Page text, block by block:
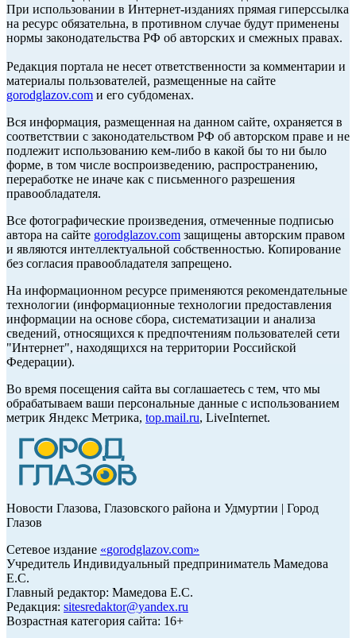
При использовании в Интернет-изданиях прямая гиперссылка
на ресурс обязательна, в противном случае будут применены
нормы законодательства РФ об авторских и смежных правах.
Редакция портала не несет ответственности за комментарии и
материалы пользователей, размещенные на сайте
gorodglazov.com и его субдоменах.
Вся информация, размещенная на данном сайте, охраняется в
соответствии с законодательством РФ об авторском праве и не
подлежит использованию кем-либо в какой бы то ни было
форме, в том числе воспроизведению, распространению,
переработке не иначе как с письменного разрешения
правообладателя.
Все фотографические произведения, отмеченные подписью
автора на сайте gorodglazov.com защищены авторским правом
и являются интеллектуальной собственностью. Копирование
без согласия правообладателя запрещено.
На информационном ресурсе применяются рекомендательные
технологии (информационные технологии предоставления
информации на основе сбора, систематизации и анализа
сведений, относящихся к предпочтениям пользователей сети
"Интернет", находящихся на территории Российской
Федерации).
Во время посещения сайта вы соглашаетесь с тем, что мы
обрабатываем ваши персональные данные с использованием
метрик Яндекс Метрика, top.mail.ru, LiveInternet.
Новости Глазова, Глазовского района и Удмуртии | Город
Глазов
Сетевое издание «gorodglazov.com»
Учредитель Индивидуальный предприниматель Мамедова
Е.С.
Главный редактор: Мамедова Е.С.
Редакция: sitesredaktor@yandex.ru
Возрастная категория сайта: 16+